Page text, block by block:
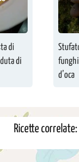
di
di
d’oca
Ricette correlate: